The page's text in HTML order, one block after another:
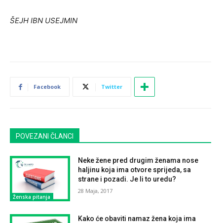
ŠEJH IBN USEJMIN
Facebook Twitter
POVEZANI ČLANCI
Ženska pitanja
Neke žene pred drugim ženama nose
haljinu koja ima otvore sprijeda, sa
strane i pozadi. Je li to uredu?
28 Maja, 2017
Kako će obaviti namaz žena koja ima